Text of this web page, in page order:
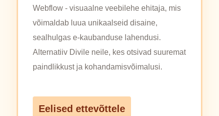
Webflow - visuaalne veebilehe ehitaja, mis
võimaldab luua unikaalseid disaine,
sealhulgas e-kaubanduse lahendusi.
Alternatiiv Divile neile, kes otsivad suuremat
paindlikkust ja kohandamisvõimalusi.
Eelised ettevõttele